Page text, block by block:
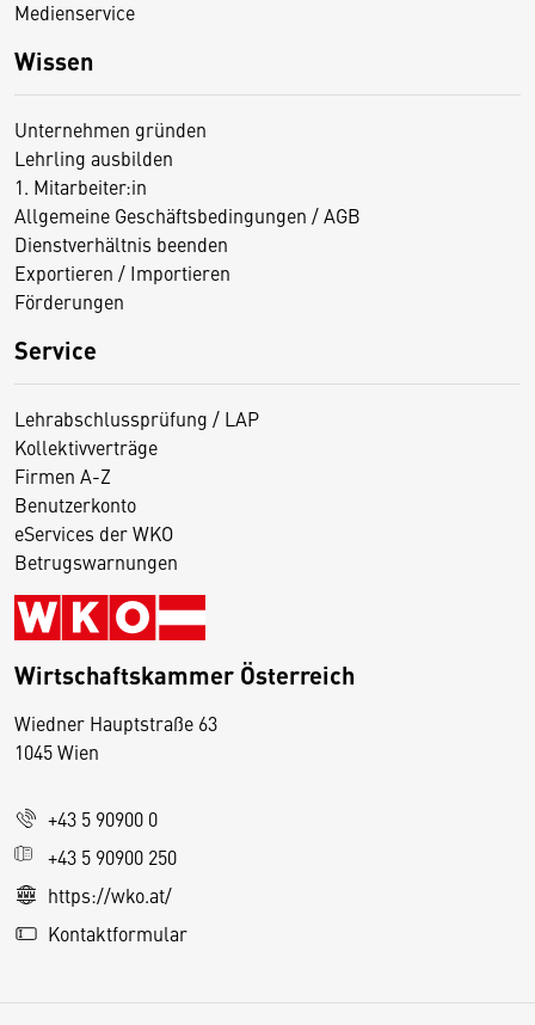
Medienservice
Wissen
Unternehmen gründen
Lehrling ausbilden
1. Mitarbeiter:in
Allgemeine Geschäftsbedingungen / AGB
Dienstverhältnis beenden
Exportieren / Importieren
Förderungen
Service
Lehrabschlussprüfung / LAP
Kollektivverträge
Firmen A-Z
Benutzerkonto
eServices der WKO
Betrugswarnungen
Wirtschaftskammer Österreich
Wiedner Hauptstraße 63
1045 Wien
+43 5 90900 0
+43 5 90900 250
https://wko.at/
Kontaktformular
D
s
e
S
e